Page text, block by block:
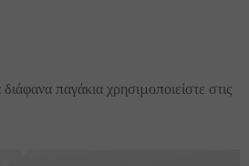
παγάκια χρησιμοποιείστε στις